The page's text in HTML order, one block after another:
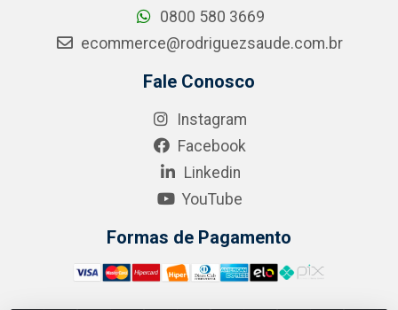
0800 580 3669
ecommerce@rodriguezsaude.com.br
Fale Conosco
Instagram
Facebook
Linkedin
YouTube
Formas de Pagamento